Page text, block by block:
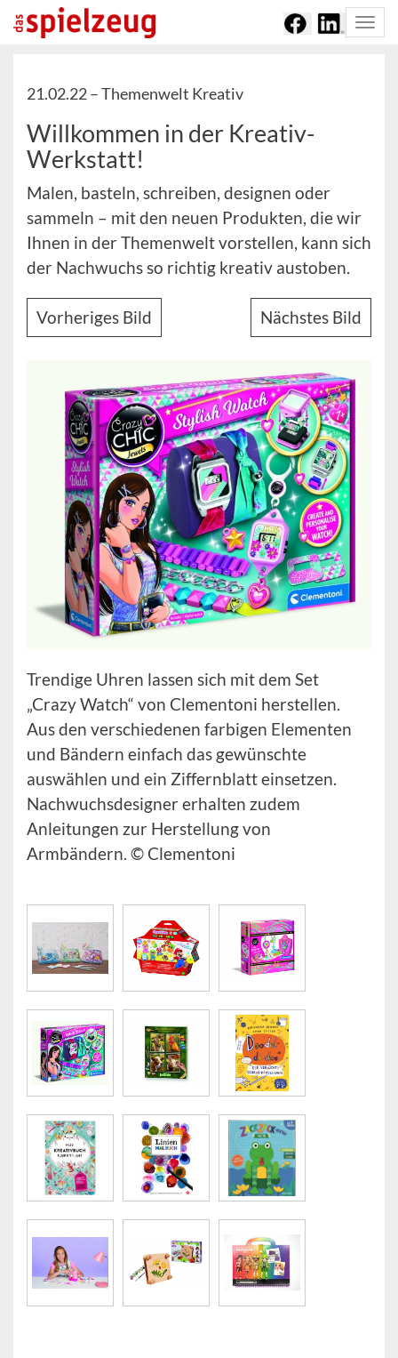
21.02.22 –Themenwelt Kreativ
Willkommen in der Kreativ-
Werkstatt!
Malen, basteln, schreiben, designen oder
sammeln – mit den neuen Produkten, die wir
Ihnen in der Themenwelt vorstellen, kann sich
der Nachwuchs so richtig kreativ austoben.
Vorheriges Bild Nächstes Bild
Trendige Uhren lassen sich mit dem Set
„Crazy Watch“ von Clementoni herstellen.
Aus den verschiedenen farbigen Elementen
und Bändern einfach das gewünschte
auswählen und ein Ziffernblatt einsetzen.
Nachwuchsdesigner erhalten zudem
Anleitungen zur Herstellung von
Armbändern. © Clementoni